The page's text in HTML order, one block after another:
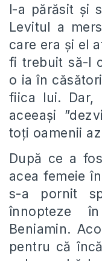
l-a părăsit și
Levitul a
care era și el
fi trebuit să-l
o ia în
fiica lui. Dar,
aceeași
toți oamenii
După ce a
acea femeie
s-a pornit
înnopteze
Beniamin.
pentru că